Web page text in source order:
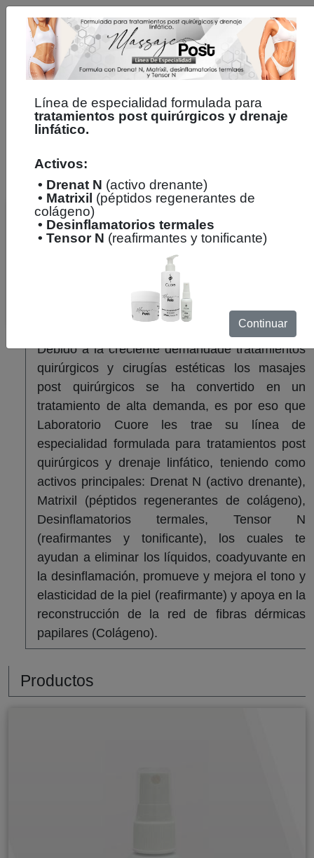
Debido a la creciente demandade tratamientos
quirúrgicos y cirugías estéticas los masajes
post quirúrgicos se ha convertido en un
tratamiento de alta demanda, es por eso que
Laboratorio Cuore les trae su línea de
especialidad formulada para tratamientos post
quirúrgicos y drenaje linfático, teniendo como
activos principales: Drenat N (activo drenante),
Matrixil (péptidos regenerantes de colágeno),
Desinflamatorios termales, Tensor N
(reafirmantes y tonificante), los cuales te
ayudan a eliminar los líquidos, coadyuvante en
la desinflamación, promueve y mejora el tono y
elasticidad de la piel (reafirmante) y apoya en la
reconstrucción de la red de fibras dérmicas
papilares (Colágeno).
Productos
Línea de especialidad formulada para
tratamientos post quirúrgicos y drenaje
linfático.
Activos:
• Drenat N (activo drenante)
• Matrixil (péptidos regenerantes de
colágeno)
• Desinflamatorios termales
• Tensor N (reafirmantes y tonificante)
Continuar